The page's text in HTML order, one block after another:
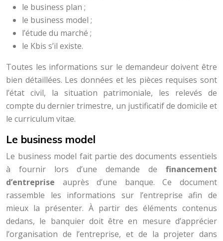
le business plan ;
le business model ;
l’étude du marché ;
le Kbis s’il existe.
Toutes les informations sur le demandeur doivent être
bien détaillées. Les données et les pièces requises sont
l’état civil, la situation patrimoniale, les relevés de
compte du dernier trimestre, un justificatif de domicile et
le curriculum vitae.
Le business model
Le business model fait partie des documents essentiels
à fournir lors d’une demande de financement
d’entreprise auprès d’une banque. Ce document
rassemble les informations sur l’entreprise afin de
mieux la présenter. À partir des éléments contenus
dedans, le banquier doit être en mesure d’apprécier
l’organisation de l’entreprise, et de la projeter dans